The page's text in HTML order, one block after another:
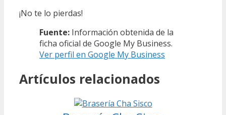
¡No te lo pierdas!
Fuente: Información obtenida de la
ficha oficial de Google My Business.
Ver perfil en Google My Business
Artículos relacionados